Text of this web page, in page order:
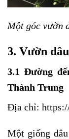
Một góc vườn
3. Vườn
3.1 Đường
Thành Trung
Địa chỉ:
Một giống